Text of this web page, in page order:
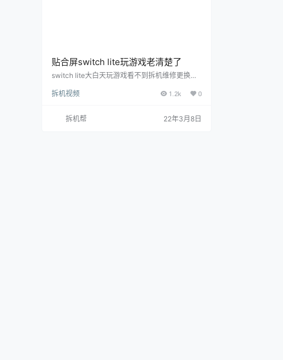
贴合屏switch lite玩游戏老清楚了
switch lite大白天玩游戏看不到拆机维修更换贴
拆机视频
1.2k 0
拆机帮 22年3月8日